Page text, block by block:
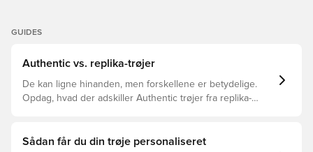
GUIDES
Authentic vs. replika-trøjer
De kan ligne hinanden, men forskellene er betydelige.
Opdag, hvad der adskiller Authentic trøjer fra replika-
Sådan får du din trøje personaliseret